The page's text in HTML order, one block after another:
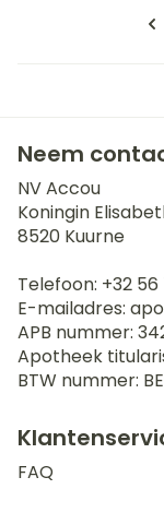
Neem
NV Accou
Koningin
8520 Kuurne
Telefoon: +32 56
E-mailadres:
APB nummer:
Apotheek
BTW nummer:
FAQ